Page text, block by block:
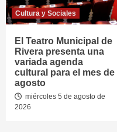
Cultura y Sociales
El Teatro Municipal de
Rivera presenta una
variada agenda
cultural para el mes de
agosto
miércoles 5 de agosto de
2026